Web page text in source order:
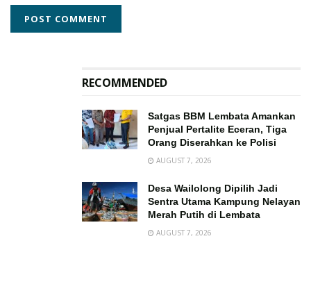
RECOMMENDED
Satgas BBM Lembata Amankan
Penjual Pertalite Eceran, Tiga
Orang Diserahkan ke Polisi
AUGUST 7, 2026
Desa Wailolong Dipilih Jadi
Sentra Utama Kampung Nelayan
Merah Putih di Lembata
AUGUST 7, 2026